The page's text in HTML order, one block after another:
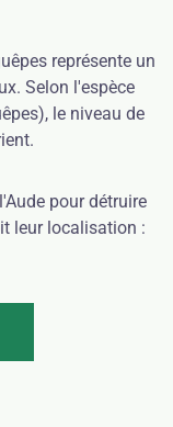
représente un
Selon l'espèce
le niveau de
pour détruire
leur localisation :